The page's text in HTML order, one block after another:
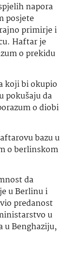
napora
posjete
primirje i
Haftar je
o prekidu
koji bi okupio
pokušaju da
o diobi
bazu u
o berlinskom
da
u Berlinu i
predanost
u
u Benghaziju,